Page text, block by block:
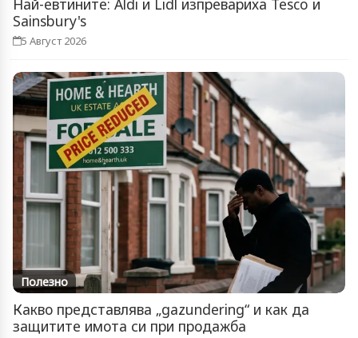
Най-евтините: Aldi и Lidl изпревариха Tesco и
Sainsbury's
5 Август 2026
Полезно
Какво представлява „gazundering“ и как да
защитите имота си при продажба